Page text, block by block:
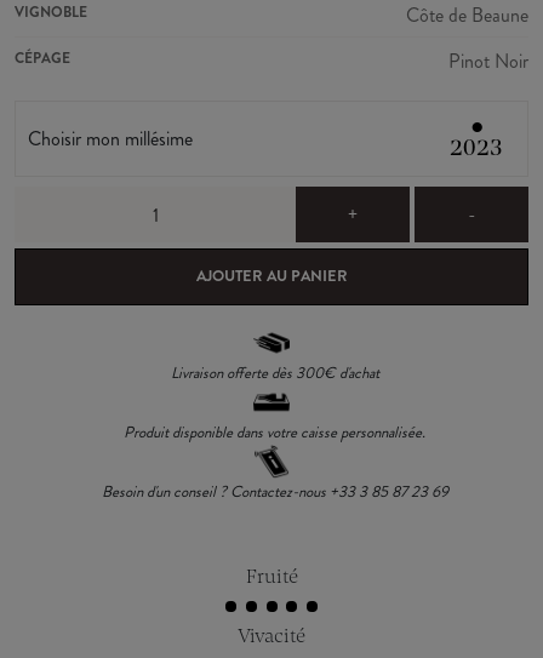
VIGNOBLE Côte de Beaune
CÉPAGE Pinot Noir
Choisir mon millésime ●
2023
+ -
AJOUTER AU PANIER
Livraison offerte dès 300€ d'achat
Produit disponible dans votre caisse personnalisée.
Besoin d'un conseil ? Contactez-nous +33 3 85 87 23 69
Fruité
Vivacité